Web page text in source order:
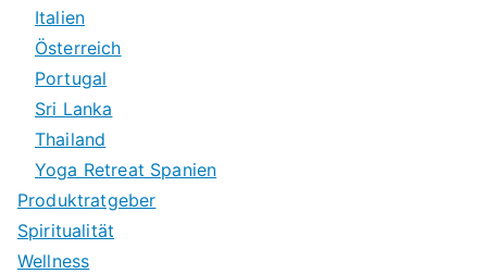
Italien
Österreich
Portugal
Sri Lanka
Thailand
Yoga Retreat Spanien
Produktratgeber
Spiritualität
Wellness